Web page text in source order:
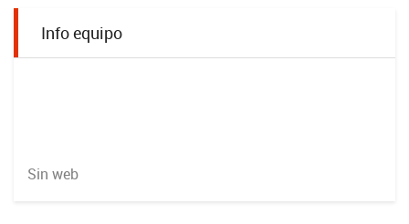
Info equipo
Sin web